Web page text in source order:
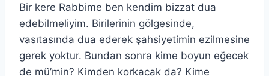
Bir kere Rabbime ben kendim bizzat dua
edebilmeliyim. Birilerinin gölgesinde,
vasıtasında dua ederek şahsiyetimin ezilmesine
gerek yoktur. Bundan sonra kime boyun eğecek
de mü’min? Kimden korkacak da? Kime